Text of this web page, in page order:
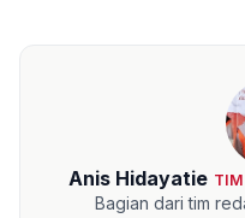
Anis Hidayatie
Bagian dari tim